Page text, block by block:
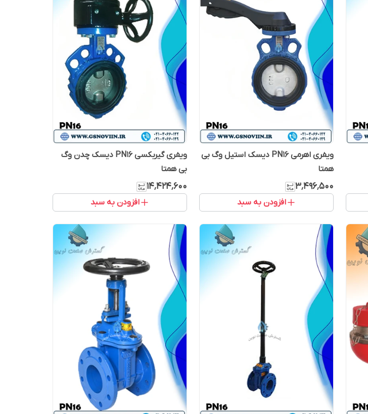
ویفری اهرمی PN16 دیسک استیل وگ بی
همتا
۳٬۴۹۶٬۵۰۰
افزودن به سبد
ویفری گیربکسی PN16 دیسک چدن وگ
بی همتا
۱۴٬۴۲۴٬۶۰۰
افزودن به سبد